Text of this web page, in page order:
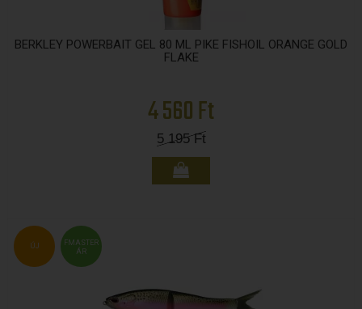
BERKLEY POWERBAIT GEL 80 ML PIKE FISHOIL ORANGE GOLD
FLAKE
4 560 Ft
5 195Ft
FMASTER
ÁR
ÚJ